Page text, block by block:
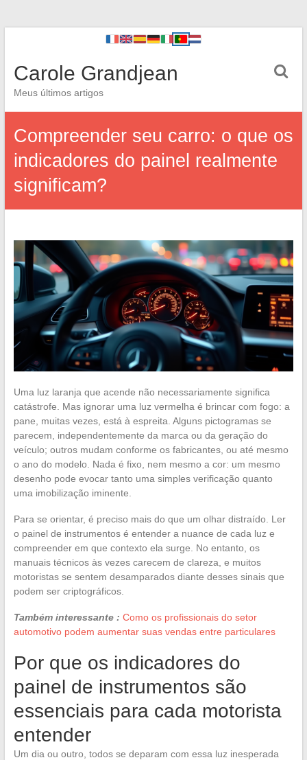
Carole Grandjean
Meus últimos artigos
Compreender seu carro: o que os
indicadores do painel realmente
significam?
Uma luz laranja que acende não necessariamente significa
catástrofe. Mas ignorar uma luz vermelha é brincar com fogo: a
pane, muitas vezes, está à espreita. Alguns pictogramas se
parecem, independentemente da marca ou da geração do
veículo; outros mudam conforme os fabricantes, ou até mesmo
o ano do modelo. Nada é fixo, nem mesmo a cor: um mesmo
desenho pode evocar tanto uma simples verificação quanto
uma imobilização iminente.
Para se orientar, é preciso mais do que um olhar distraído. Ler
o painel de instrumentos é entender a nuance de cada luz e
compreender em que contexto ela surge. No entanto, os
manuais técnicos às vezes carecem de clareza, e muitos
motoristas se sentem desamparados diante desses sinais que
podem ser criptográficos.
Também interessante : Como os profissionais do setor
automotivo podem aumentar suas vendas entre particulares
Por que os indicadores do
painel de instrumentos são
essenciais para cada motorista
entender
Um dia ou outro, todos se deparam com essa luz inesperada